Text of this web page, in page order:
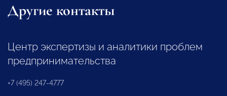
Другие контакты
Центр экспертизы и аналитики проблем
предпринимательства
+7 (495) 247-4777